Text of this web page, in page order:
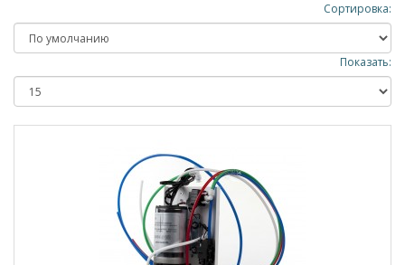
Сортировка:
Показать: